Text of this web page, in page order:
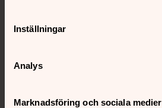
Inställningar
Analys
Marknadsföring och sociala medier
Kalender